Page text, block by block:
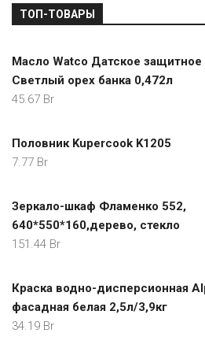
ТОП-ТОВАРЫ
Масло Watco Датское
Светлый орех банка 0,472л
45.67 Br
Половник Kupercook K1205
7.77 Br
Зеркало-шкаф Фламенко 552,
640*550*160,дерево, стекло
151.44 Br
Краска водно-дисперсионная
фасадная белая 2,5л/3,9кг
34.19 Br